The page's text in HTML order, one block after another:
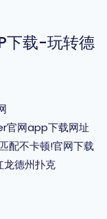
下载-玩转德
官网app下载网址
配不卡顿!官网下载
德州扑克